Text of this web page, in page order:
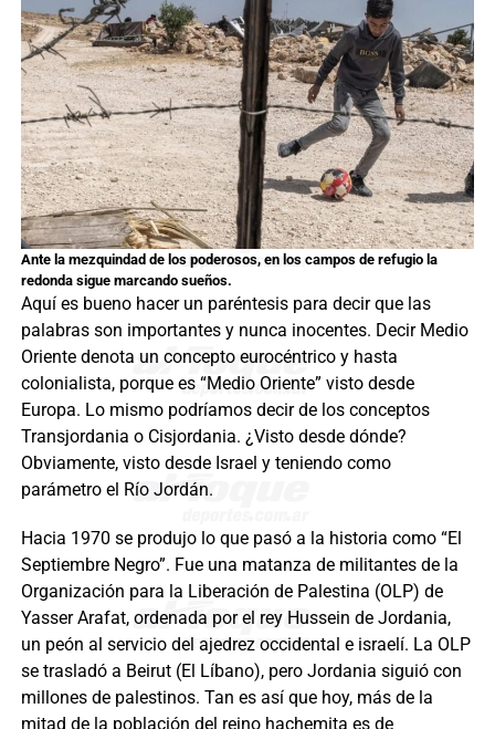
Ante la mezquindad de los poderosos, en los campos de refugio la
redonda sigue marcando sueños.
Aquí es bueno hacer un paréntesis para decir que las
palabras son importantes y nunca inocentes. Decir Medio
Oriente denota un concepto eurocéntrico y hasta
colonialista, porque es “Medio Oriente” visto desde
Europa. Lo mismo podríamos decir de los conceptos
Transjordania o Cisjordania. ¿Visto desde dónde?
Obviamente, visto desde Israel y teniendo como
parámetro el Río Jordán.
Hacia 1970 se produjo lo que pasó a la historia como “El
Septiembre Negro”. Fue una matanza de militantes de la
Organización para la Liberación de Palestina (OLP) de
Yasser Arafat, ordenada por el rey Hussein de Jordania,
un peón al servicio del ajedrez occidental e israelí. La OLP
se trasladó a Beirut (El Líbano), pero Jordania siguió con
millones de palestinos. Tan es así que hoy, más de la
mitad de la población del reino hachemita es de